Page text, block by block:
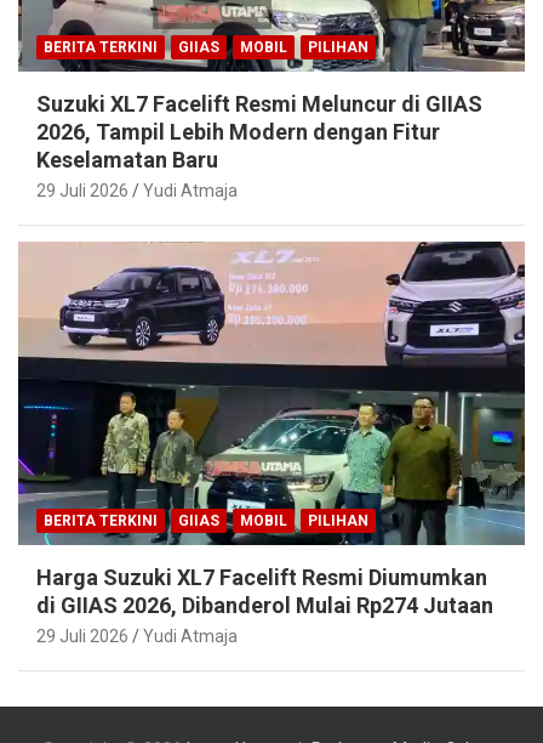
BERITA TERKINI GIIAS MOBIL PILIHAN
Suzuki XL7 Facelift Resmi Meluncur di GIIAS
2026, Tampil Lebih Modern dengan Fitur
Keselamatan Baru
29 Juli 2026 Yudi Atmaja
BERITA TERKINI GIIAS MOBIL PILIHAN
Harga Suzuki XL7 Facelift Resmi Diumumkan
di GIIAS 2026, Dibanderol Mulai Rp274 Jutaan
29 Juli 2026 Yudi Atmaja